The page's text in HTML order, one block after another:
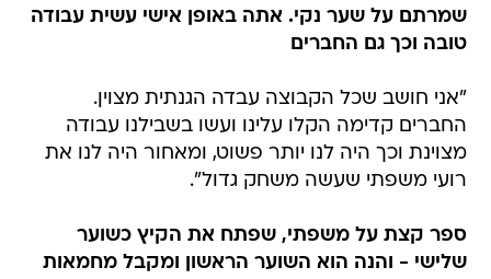
שמרתם על שער נקי. אתה באופן אישי עשית עבודה
טובה וכך גם החברים
"אני חושב שכל הקבוצה עבדה הגנתית מצוין.
החברים קדימה הקלו עלינו ועשו בשבילנו עבודה
מצוינת וכך היה לנו יותר פשוט, ומאחור היה לנו את
רועי משפתי שעשה משחק גדול".
ספר קצת על משפתי, שפתח את הקיץ כשוער
שלישי - והנה הוא השוער הראשון ומקבל מחמאות